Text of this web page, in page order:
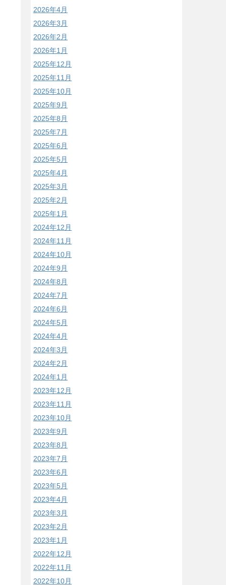
2026年4月
2026年3月
2026年2月
2026年1月
2025年12月
2025年11月
2025年10月
2025年9月
2025年8月
2025年7月
2025年6月
2025年5月
2025年4月
2025年3月
2025年2月
2025年1月
2024年12月
2024年11月
2024年10月
2024年9月
2024年8月
2024年7月
2024年6月
2024年5月
2024年4月
2024年3月
2024年2月
2024年1月
2023年12月
2023年11月
2023年10月
2023年9月
2023年8月
2023年7月
2023年6月
2023年5月
2023年4月
2023年3月
2023年2月
2023年1月
2022年12月
2022年11月
2022年10月